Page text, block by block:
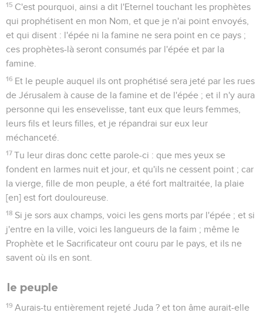
15 C'est pourquoi, ainsi a dit l'Eternel touchant les prophètes
qui prophétisent en mon Nom, et que je n'ai point envoyés,
et qui disent : l'épée ni la famine ne sera point en ce pays ;
ces prophètes-là seront consumés par l'épée et par la
famine.
16 Et le peuple auquel ils ont prophétisé sera jeté par les rues
de Jérusalem à cause de la famine et de l'épée ; et il n'y aura
personne qui les ensevelisse, tant eux que leurs femmes,
leurs fils et leurs filles, et je répandrai sur eux leur
méchanceté.
17 Tu leur diras donc cette parole-ci : que mes yeux se
fondent en larmes nuit et jour, et qu'ils ne cessent point ; car
la vierge, fille de mon peuple, a été fort maltraitée, la plaie
[en] est fort douloureuse.
18 Si je sors aux champs, voici les gens morts par l'épée ; et si
j'entre en la ville, voici les langueurs de la faim ; même le
Prophète et le Sacrificateur ont couru par le pays, et ils ne
savent où ils en sont.
le peuple
19 Aurais-tu entièrement rejeté Juda ? et ton âme aurait-elle